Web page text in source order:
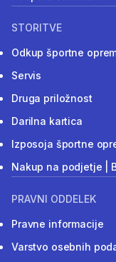
STORITVE
Odkup športne
Servis
Druga priložnost
Darilna kartica
Izposoja športne
Nakup na podjetje |
PRAVNI ODDELEK
Pravne informacije
Varstvo osebnih